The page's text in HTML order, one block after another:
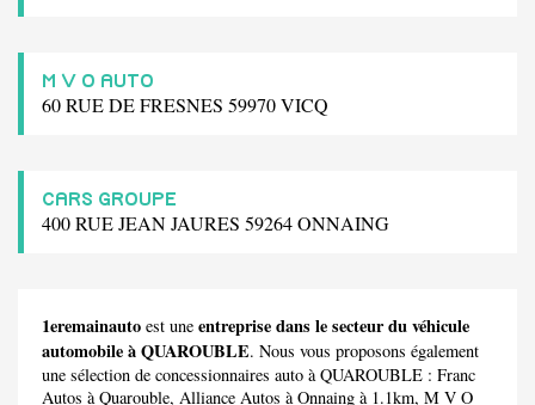
M V O AUTO
60 RUE DE FRESNES 59970 VICQ
CARS GROUPE
400 RUE JEAN JAURES 59264 ONNAING
1eremainauto est une entreprise dans le secteur du véhicule
automobile à QUAROUBLE. Nous vous proposons également
une sélection de concessionnaires auto à QUAROUBLE : Franc
Autos à Quarouble, Alliance Autos à Onnaing à 1.1km, M V O